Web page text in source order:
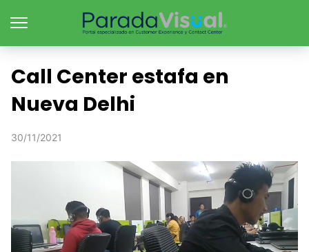
Call Center estafa en
Nueva Delhi
30/11/2021